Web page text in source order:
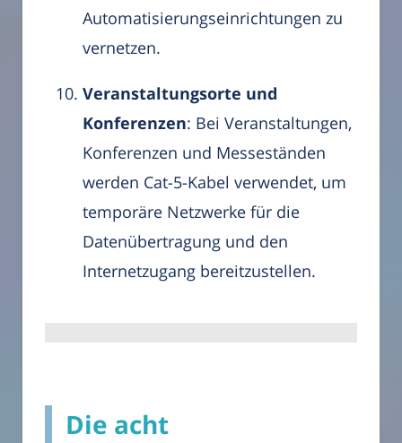
Automatisierungseinrichtungen zu
vernetzen.
Veranstaltungsorte und
Konferenzen: Bei Veranstaltungen,
Konferenzen und Messeständen
werden Cat-5-Kabel verwendet, um
temporäre Netzwerke für die
Datenübertragung und den
Internetzugang bereitzustellen.
Die acht